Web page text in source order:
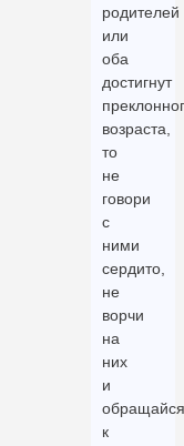
родителей
или
оба
достигнут
возраста,
то
не
говори
с
ними
сердито,
не
ворчи
на
них
и
обращайся
к